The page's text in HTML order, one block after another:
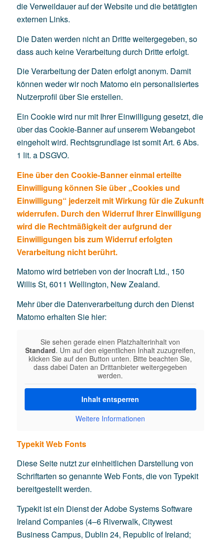
die Verweildauer auf der Website und die betätigten
externen Links.
Die Daten werden nicht an Dritte weitergegeben, so
dass auch keine Verarbeitung durch Dritte erfolgt.
Die Verarbeitung der Daten erfolgt anonym. Damit
können weder wir noch Matomo ein personalisiertes
Nutzerprofil über Sie erstellen.
Ein Cookie wird nur mit Ihrer Einwilligung gesetzt, die
über das Cookie-Banner auf unserem Webangebot
eingeholt wird. Rechtsgrundlage ist somit Art. 6 Abs.
1 lit. a DSGVO.
Eine über den Cookie-Banner einmal erteilte
Einwilligung können Sie über „Cookies und
Einwilligung“ jederzeit mit Wirkung für die Zukunft
widerrufen. Durch den Widerruf Ihrer Einwilligung
wird die Rechtmäßigkeit der aufgrund der
Einwilligungen bis zum Widerruf erfolgten
Verarbeitung nicht berührt.
Matomo wird betrieben von der Inocraft Ltd., 150
Willis St, 6011 Wellington, New Zealand.
Mehr über die Datenverarbeitung durch den Dienst
Matomo erhalten Sie hier:
Sie sehen gerade einen Platzhalterinhalt von
Standard. Um auf den eigentlichen Inhalt zuzugreifen,
klicken Sie auf den Button unten. Bitte beachten Sie,
dass dabei Daten an Drittanbieter weitergegeben
werden.
Inhalt entsperren
Weitere Informationen
Typekit Web Fonts
Diese Seite nutzt zur einheitlichen Darstellung von
Schriftarten so genannte Web Fonts, die von Typekit
bereitgestellt werden.
Typekit ist ein Dienst der Adobe Systems Software
Ireland Companies (4–6 Riverwalk, Citywest
Business Campus, Dublin 24, Republic of Ireland;